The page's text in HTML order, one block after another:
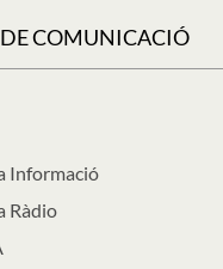
COMUNICACIÓ
Informació
Ràdio